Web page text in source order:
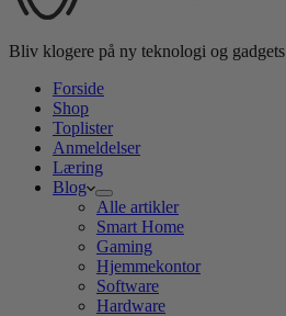
Bliv klogere på ny teknologi og gadgets
Forside
Shop
Toplister
Anmeldelser
Læring
Blog
Alle artikler
Smart Home
Gaming
Hjemmekontor
Software
Hardware